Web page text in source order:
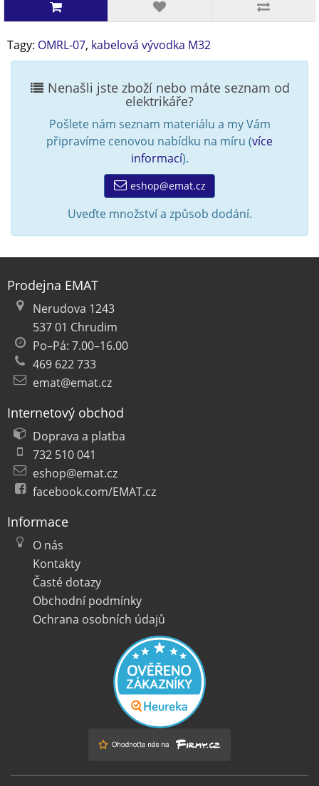
Tagy: OMRL-07, kabelová vývodka M32
Nenašli jste zboží nebo máte seznam od
elektrikáře?
Pošlete nám seznam materiálu a my Vám
připravíme cenovou nabídku na míru (více
informací).
eshop@emat.cz
Uveďte množství a způsob dodání.
Prodejna EMAT
Nerudova 1243
537 01 Chrudim
Po–Pá: 7.00–16.00
469 622 733
emat@emat.cz
Internetový obchod
Doprava a platba
732 510 041
eshop@emat.cz
facebook.com/EMAT.cz
Informace
O nás
Kontakty
Časté dotazy
Obchodní podmínky
Ochrana osobních údajů